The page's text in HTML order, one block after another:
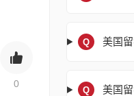
0
Q 美国
Q 美国